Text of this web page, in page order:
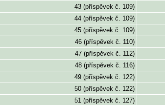
43 (příspěvek č. 109)
44 (příspěvek č. 109)
45 (příspěvek č. 109)
46 (příspěvek č. 110)
47 (příspěvek č. 112)
48 (příspěvek č. 116)
49 (příspěvek č. 122)
50 (příspěvek č. 122)
51 (příspěvek č. 127)